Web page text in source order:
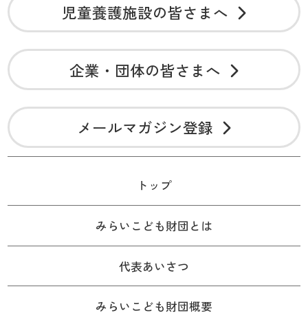
児童養護施設の皆さまへ
企業・団体の皆さまへ
メールマガジン登録
トップ
みらいこども財団とは
代表あいさつ
みらいこども財団概要